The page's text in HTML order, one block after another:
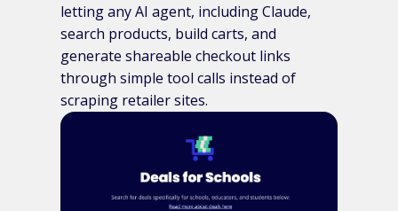
letting any AI agent, including Claude,
search products, build carts, and
generate shareable checkout links
through simple tool calls instead of
scraping retailer sites.